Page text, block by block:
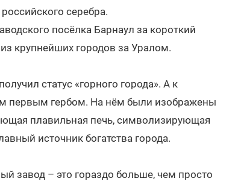
серебра.
посёлка Барнаул за короткий
крупнейших городов за Уралом.
статус «горного города». А к
первым гербом. На нём были изображены
плавильная печь, символизирующая
источник богатства города.
завод – это гораздо больше, чем просто